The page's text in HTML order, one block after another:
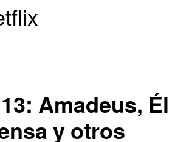
Amadeus, Él
y otros